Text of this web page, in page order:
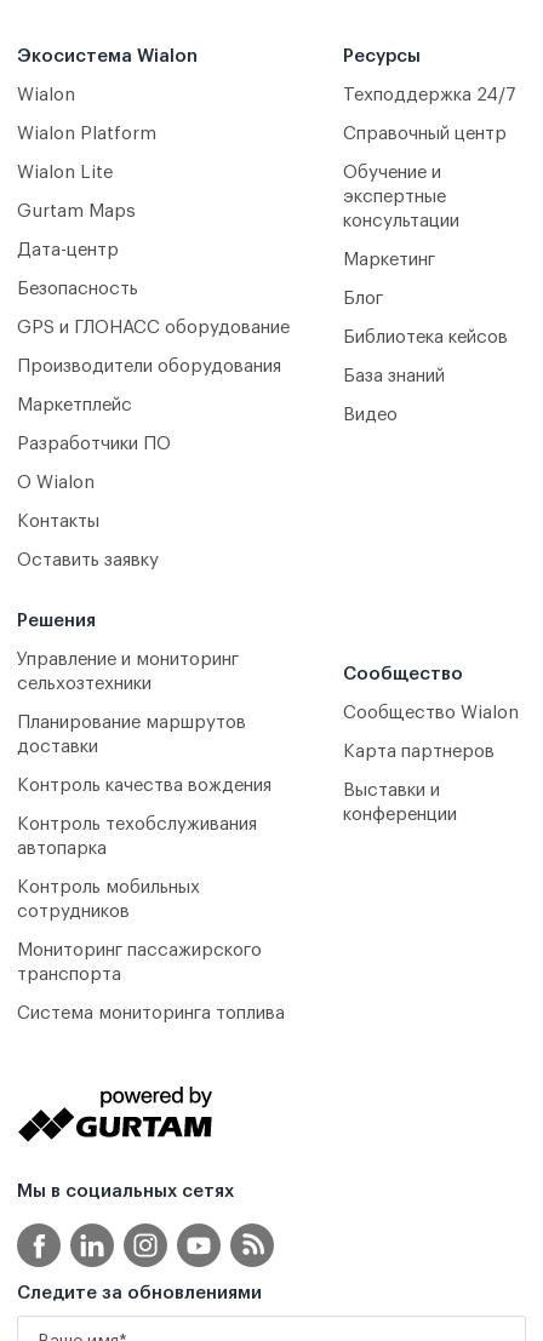
Экосистема Wialon
Wialon
Wialon Platform
Wialon Lite
Gurtam Maps
Дата-центр
Безопасность
GPS и ГЛОНАСС оборудование
Производители оборудования
Маркетплейс
Разработчики ПО
О Wialon
Контакты
Оставить заявку
Решения
Управление и мониторинг
сельхозтехники
Планирование маршрутов
доставки
Контроль качества вождения
Контроль техобслуживания
автопарка
Контроль мобильных
сотрудников
Мониторинг пассажирского
транспорта
Система мониторинга топлива
Ресурсы
Техподдержка 24/7
Справочный центр
Обучение и
экспертные
консультации
Маркетинг
Блог
Библиотека кейсов
База знаний
Видео
Сообщество
Сообщество Wialon
Карта партнеров
Выставки и
конференции
Мы в социальных сетях
Следите за обновлениями